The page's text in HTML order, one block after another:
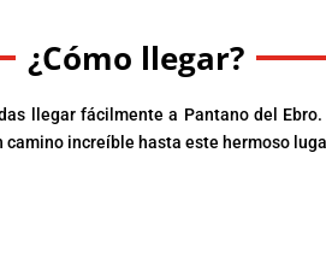
¿Cómo llegar?
llegar fácilmente a Pantano del
camino increíble hasta este hermoso